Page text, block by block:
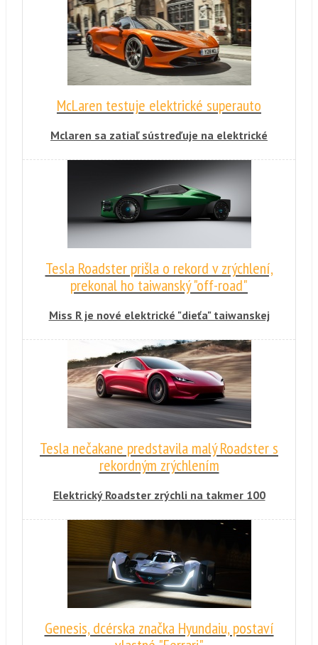
McLaren testuje elektrické superauto
Mclaren sa zatiaľ sústreďuje na elektrické
modelu povedie ešte ďaleká cesta.
Problémom sú podľa očakávania najmä
batérie.
Tesla Roadster prišla o rekord v zrýchlení,
prekonal ho taiwanský "off-road"
Miss R je nové elektrické "dieťa" taiwanskej
masový predaj, ale ukázať schopnosti výrobcu
v oblasti elektrického pohonu.
Tesla nečakane predstavila malý Roadster s
rekordným zrýchlením
Elektrický Roadster zrýchli na takmer 100
ohľadoch. Na jedno nabitie vraj prejde až tisíc
kilometrov.
Genesis, dcérska značka Hyundaiu, postaví